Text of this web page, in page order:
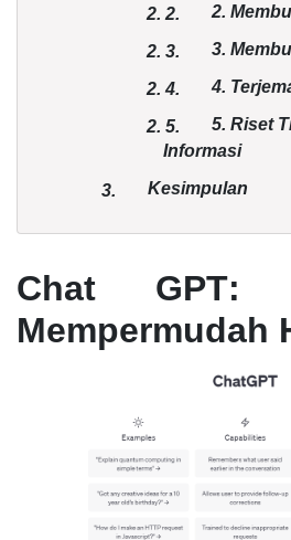
2. 2. 2.
2. 3. 3.
2.4. 4.
2. 5.
5. Riset
Informasi
3. Kesimpulan
Chat GPT:
Mempermudah